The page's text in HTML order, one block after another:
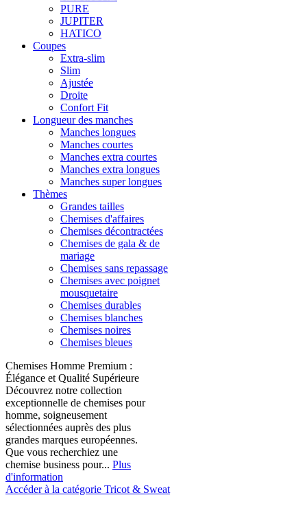
PURE
JUPITER
HATICO
Coupes
Extra-slim
Slim
Ajustée
Droite
Confort Fit
Longueur des manches
Manches longues
Manches courtes
Manches extra courtes
Manches extra longues
Manches super longues
Thèmes
Grandes tailles
Chemises d'affaires
Chemises décontractées
Chemises de gala & de
mariage
Chemises sans repassage
Chemises avec poignet
mousquetaire
Chemises durables
Chemises blanches
Chemises noires
Chemises bleues
Chemises Homme Premium :
Élégance et Qualité Supérieure
Découvrez notre collection
exceptionnelle de chemises pour
homme, soigneusement
sélectionnées auprès des plus
grandes marques européennes.
Que vous recherchiez une
chemise business pour... Plus
d'information
Accéder à la catégorie Tricot & Sweat